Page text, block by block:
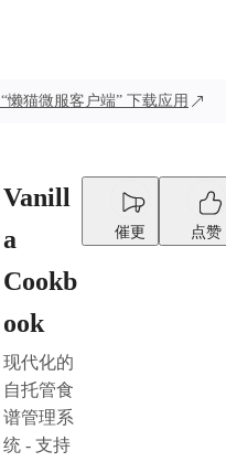
“懒猫微服客户端” 下载应用
Vanill
a
Cookb
ook
现代化的
自托管食
谱管理系
统 - 支持
催更 点赞